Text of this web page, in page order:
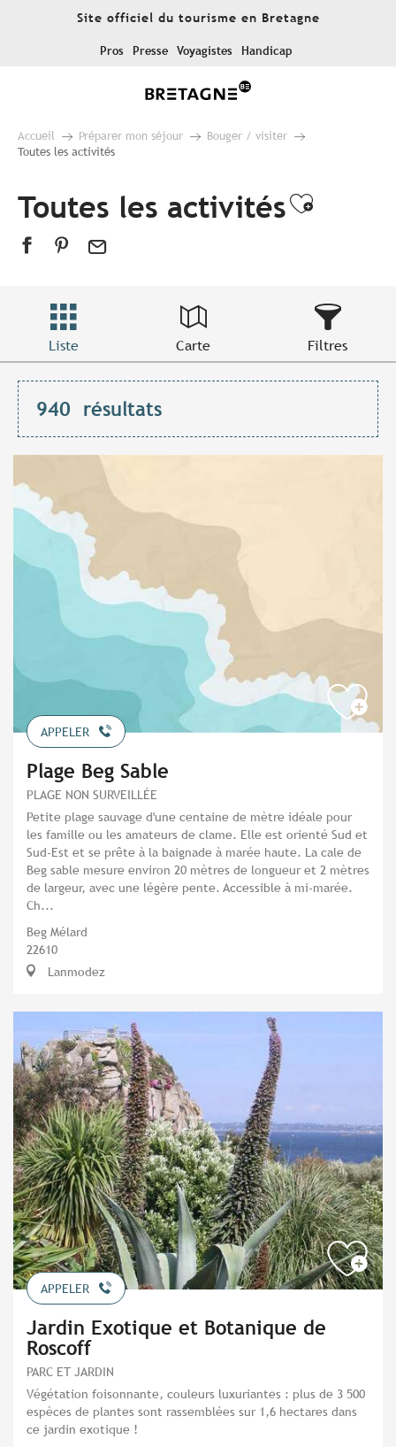
Site officiel du tourisme en Bretagne
Pros Presse Voyagistes Handicap
Accueil Préparer mon séjour
Bouger / visiter
Toutes les activités
Toutes les activités
Liste Carte Filtres
940 résultats
APPELER
Plage Beg Sable
PLAGE NON SURVEILLÉE
Petite plage sauvage d'une centaine de mètre idéale pour
les famille ou les amateurs de clame. Elle est orienté Sud et
Sud-Est et se prête à la baignade à marée haute. La cale de
Beg sable mesure environ 20 mètres de longueur et 2 mètres
de largeur, avec une légère pente. Accessible à mi-marée.
Ch...
Beg Mélard
22610
Lanmodez
APPELER
Jardin Exotique et Botanique de
Roscoff
PARC ET JARDIN
Végétation foisonnante, couleurs luxuriantes : plus de 3 500
espèces de plantes sont rassemblées sur 1,6 hectares dans
ce jardin exotique !